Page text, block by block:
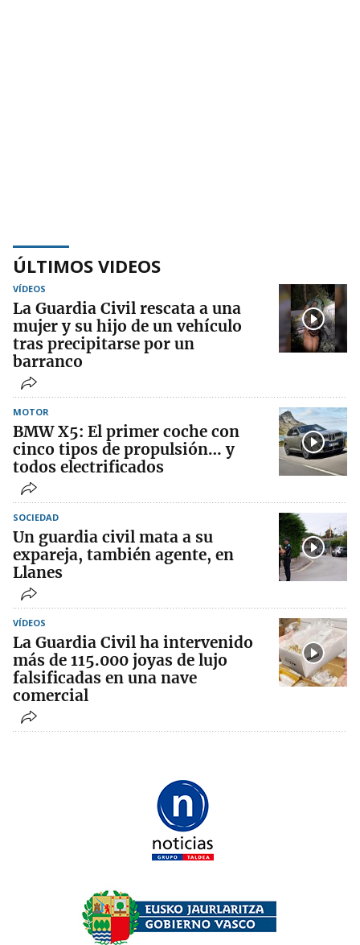
ÚLTIMOS VIDEOS
VÍDEOS
La Guardia Civil rescata a una
mujer y su hijo de un vehículo
tras precipitarse por un
barranco
MOTOR
BMW X5: El primer coche con
cinco tipos de propulsión… y
todos electrificados
SOCIEDAD
Un guardia civil mata a su
expareja, también agente, en
Llanes
VÍDEOS
La Guardia Civil ha intervenido
más de 115.000 joyas de lujo
falsificadas en una nave
comercial